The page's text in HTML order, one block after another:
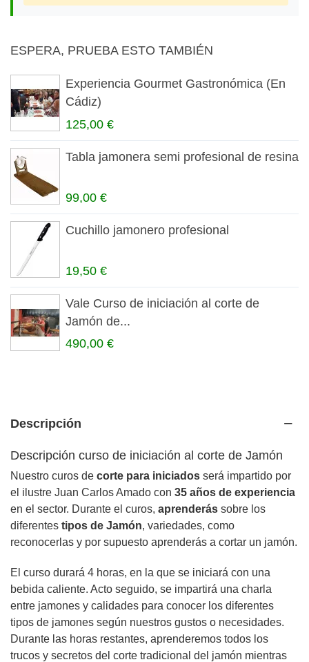
ESPERA, PRUEBA ESTO TAMBIÉN
Experiencia Gourmet Gastronómica (En
Cádiz)
125,00 €
Tabla jamonera semi profesional de resina
99,00 €
Cuchillo jamonero profesional
19,50 €
Vale Curso de iniciación al corte de
Jamón de...
490,00 €
Descripción
Descripción curso de iniciación al corte de Jamón
Nuestro curos de corte para iniciados será impartido por
el ilustre Juan Carlos Amado con 35 años de experiencia
en el sector. Durante el curos, aprenderás sobre los
diferentes tipos de Jamón, variedades, como
reconocerlas y por supuesto aprenderás a cortar un jamón.
El curso durará 4 horas, en la que se iniciará con una
bebida caliente. Acto seguido, se impartirá una charla
entre jamones y calidades para conocer los diferentes
tipos de jamones según nuestros gustos o necesidades.
Durante las horas restantes, aprenderemos todos los
trucos y secretos del corte tradicional del jamón mientras